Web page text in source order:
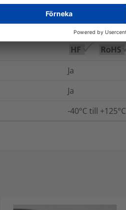
Ja
Nej
Ja
Ja
-40°C till +125°C